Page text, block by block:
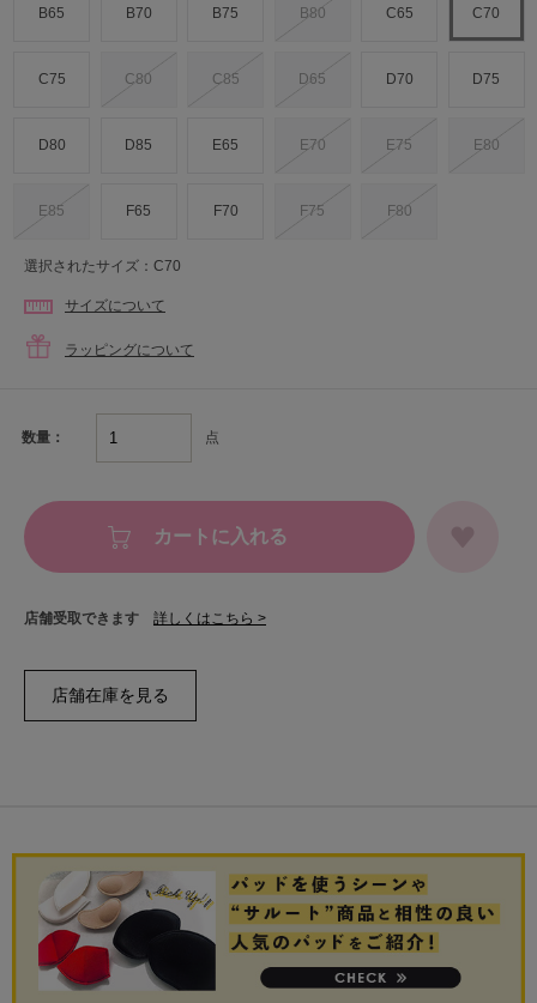
B65 B70 B75 B80 C65 C70
C75 C80 C85 D65 D70 D75
D80 D85 E65 E70 E75 E80
E85 F65 F70 F75 F80
選択されたサイズ：C70
サイズについて
ラッピングについて
数量： 点
カートに入れる
店舗受取できます 詳しくはこちら >